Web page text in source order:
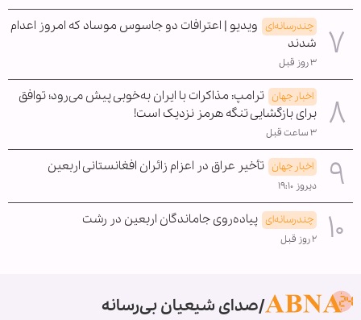
چندرسانه‌ای ویدیو | اعترافات دو جاسوس موساد که امروز اعدام
شدند
۳ روز قبل
اخبار جهان ترامپ: مذاکرات با ایران به‌خوبی پیش می‌رود؛ توافق
برای بازگشایی تنگه هرمز نزدیک است!
۳ ساعت قبل
اخبار جهان تأخیر عراق در اعزام زائران افغانستانی اربعین
دیروز ۱۹:۱۰
چندرسانه‌ای پیاده‌روی جاماندگان اربعین در رشت
۲ روز قبل
صدای شیعیان بی‌رسانه